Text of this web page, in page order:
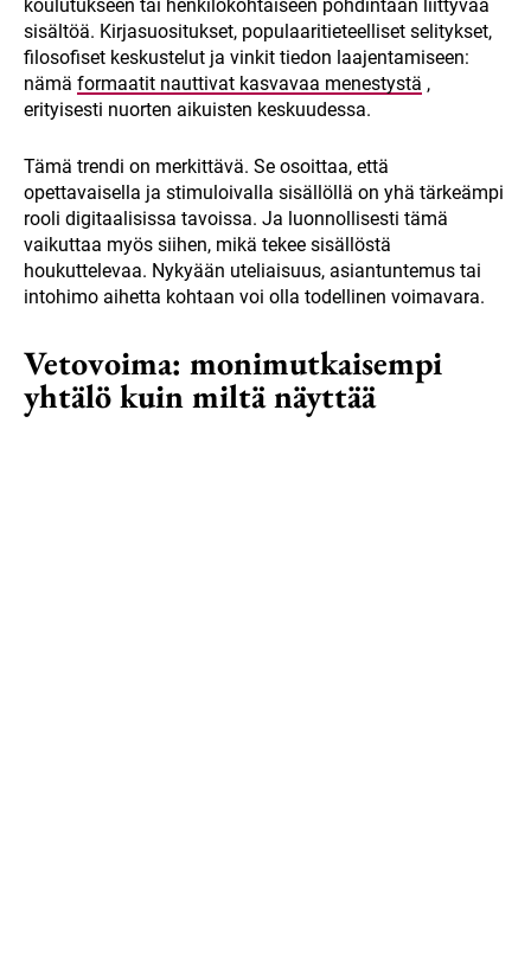
koulutukseen tai henkilökohtaiseen pohdintaan liittyvää
sisältöä. Kirjasuositukset, populaaritieteelliset selitykset,
filosofiset keskustelut ja vinkit tiedon laajentamiseen:
nämä formaatit nauttivat kasvavaa menestystä ,
erityisesti nuorten aikuisten keskuudessa.
Tämä trendi on merkittävä. Se osoittaa, että
opettavaisella ja stimuloivalla sisällöllä on yhä tärkeämpi
rooli digitaalisissa tavoissa. Ja luonnollisesti tämä
vaikuttaa myös siihen, mikä tekee sisällöstä
houkuttelevaa. Nykyään uteliaisuus, asiantuntemus tai
intohimo aihetta kohtaan voi olla todellinen voimavara.
Vetovoima: monimutkaisempi
yhtälö kuin miltä näyttää